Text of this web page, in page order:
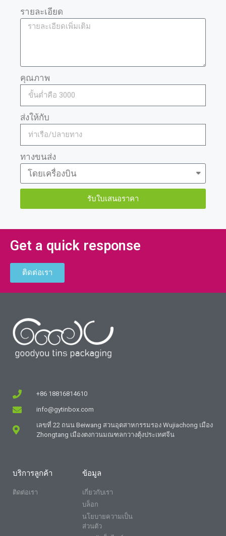
รายละเอียด
คุณภาพ
ส่งให้กับ
ทางขนส่ง
รับใบเสนอราคา
Get a quick response
ติดต่อเรา
+86 18816814610
info@gytinbox.com
เลขที่ 22 ถนน Beiwang สวนอุตสาหกรรมรอง Wujiachong เมือง
Zhongtang เมืองตงกวนมณฑลกวางตุ้งประเทศจีน
บริการลูกค้า
ติดต่อเรา
ข้อมูล
เกี่ยวกับเรา
บล็อก
นโยบายความเป็น
ส่วนตัว